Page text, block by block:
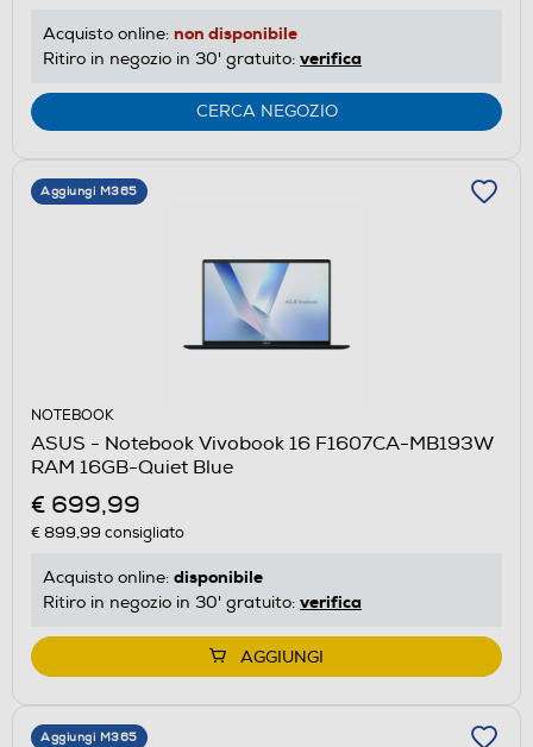
Acquisto online: non disponibile
Ritiro in negozio in 30' gratuito: verifica
CERCA NEGOZIO
Aggiungi M365
NOTEBOOK
ASUS - Notebook Vivobook 16 F1607CA-MB193W
RAM 16GB-Quiet Blue
€ 699,99
€ 899,99 consigliato
Acquisto online: disponibile
Ritiro in negozio in 30' gratuito: verifica
AGGIUNGI
Aggiungi M365